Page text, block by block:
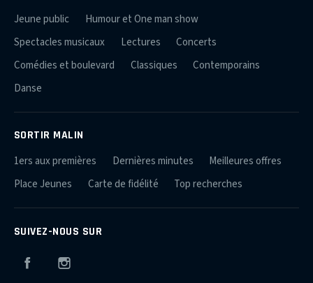
Jeune public
Humour et One man show
Spectacles musicaux
Lectures
Concerts
Comédies et boulevard
Classiques
Contemporains
Danse
SORTIR MALIN
1ers aux premières Dernières minutes
Meilleures offres
Place Jeunes
Carte de fidélité Top recherches
SUIVEZ-NOUS SUR
Facebook